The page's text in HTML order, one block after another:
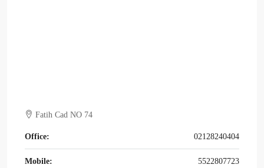
Fatih Cad NO 74
Office: 02128240404
Mobile: 5522807723